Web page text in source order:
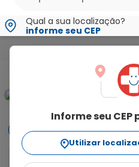
Qual a sua localização?
informe seu CEP
Informe seu
Utilizar
Informações
Um teste de fertilidade